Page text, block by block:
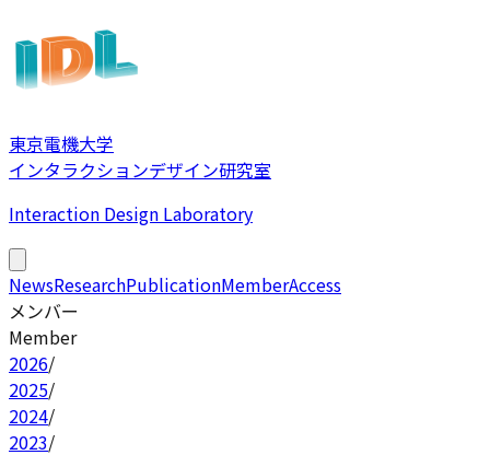
東京電機大学
インタラクションデザイン研究室
Interaction Design Laboratory
NewsResearchPublicationMemberAccess
メンバー
Member
2026/
2025/
2024/
2023/